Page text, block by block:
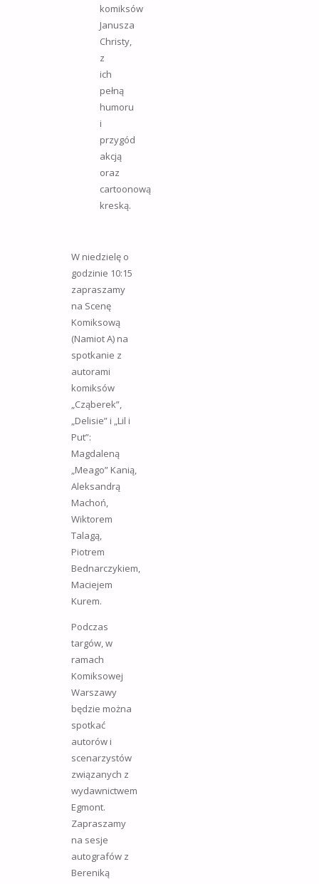
komiksów
Janusza
Christy,
z
ich
pełną
humoru
i
przygód
akcją
oraz
cartoonową
kreską.
W niedzielę o
godzinie 10:15
zapraszamy
na Scenę
Komiksową
(Namiot A) na
spotkanie z
autorami
komiksów
„Cząberek”,
„Delisie” i „Lil i
Put”:
Magdaleną
„Meago” Kanią,
Aleksandrą
Machoń,
Wiktorem
Talagą,
Piotrem
Bednarczykiem,
Maciejem
Kurem.
Podczas
targów, w
ramach
Komiksowej
Warszawy
będzie można
spotkać
autorów i
scenarzystów
związanych z
wydawnictwem
Egmont.
Zapraszamy
na sesje
autografów z
Bereniką